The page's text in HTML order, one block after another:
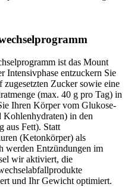
ist das Mount
Intensivphase entzuckern Sie
Zucker sowie eine
(max. 40 g pro Tag) in
Ihren Körper vom Glukose-
Kohlenhydraten) in den
aus Fett). Statt
(Ketonkörper) als
werden Entzündungen im
wir aktiviert, die
und Ihr Gewicht optimiert.